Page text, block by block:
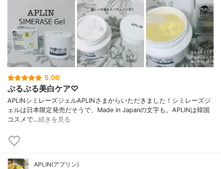
5.00
ぷるぷる美白ケア♡
APLINシミレーズジェルAPLINさまからいただきました！シミレーズジ
ェルは日本限定発売だそうで、Made in Japanの文字も。APLINは韓国
コスメで…続きを見る
APLIN(アプリン)